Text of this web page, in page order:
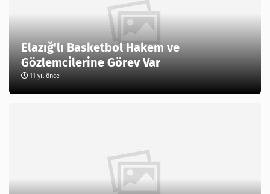
Elazığ'lı Basketbol Hakem ve
Gözlemcilerine Görev Var
11 yıl önce